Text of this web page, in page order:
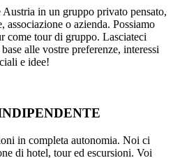
in un gruppo privato pensato,
associazione o azienda. Possiamo
come tour di gruppo. Lasciateci
alle vostre preferenze, interessi
e idee!
in completa autonomia. Noi ci
di hotel, tour ed escursioni. Voi